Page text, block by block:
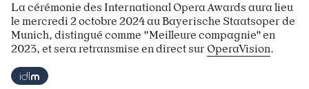
La cérémonie des International Opera Awards aura lieu
le mercredi 2 octobre 2024 au Bayerische Staatsoper de
Munich, distingué comme "Meilleure compagnie" en
2023, et sera retransmise en direct sur OperaVision.